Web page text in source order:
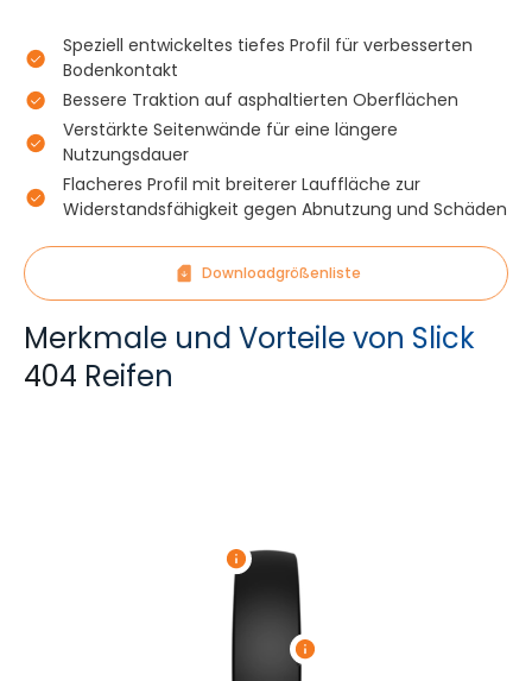
Speziell entwickeltes tiefes Profil für verbesserten
Bodenkontakt
Bessere Traktion auf asphaltierten Oberflächen
Verstärkte Seitenwände für eine längere
Nutzungsdauer
Flacheres Profil mit breiterer Lauffläche zur
Widerstandsfähigkeit gegen Abnutzung und Schäden
Downloadgrößenliste
Merkmale und Vorteile von Slick
404 Reifen